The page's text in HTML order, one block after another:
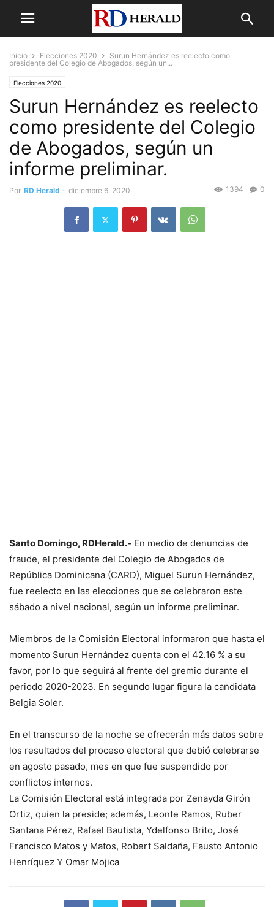
Inicio Elecciones 2020
Surun Hernández es reelecto como
presidente del Colegio de Abogados, según un...
Elecciones 2020
Surun Hernández es reelecto
como presidente del Colegio
de Abogados, según un
informe preliminar.
Por RD Herald - diciembre 6, 2020 0
1394
Santo Domingo, RDHerald.- En medio de denuncias de
fraude, el presidente del Colegio de Abogados de
República Dominicana (CARD), Miguel Surun Hernández,
fue reelecto en las elecciones que se celebraron este
sábado a nivel nacional, según un informe preliminar.
Miembros de la Comisión Electoral informaron que hasta el
momento Surun Hernández cuenta con el 42.16 % a su
favor, por lo que seguirá al frente del gremio durante el
periodo 2020-2023. En segundo lugar figura la candidata
Belgia Soler.
En el transcurso de la noche se ofrecerán más datos sobre
los resultados del proceso electoral que debió celebrarse
en agosto pasado, mes en que fue suspendido por
conflictos internos.
La Comisión Electoral está integrada por Zenayda Girón
Ortiz, quien la preside; además, Leonte Ramos, Ruber
Santana Pérez, Rafael Bautista, Ydelfonso Brito, José
Francisco Matos y Matos, Robert Saldaña, Fausto Antonio
Henríquez Y Omar Mojica